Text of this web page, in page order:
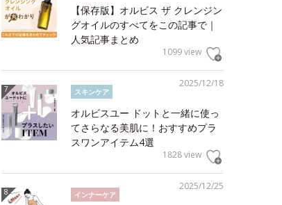
【保存版】オルビス ザ クレンジン
グオイルのすべてをこの記事で｜
人気記事まとめ
1099 view
2025/12/18
スキンケア
オルビスユー ドットと一緒に使っ
てさらなる美肌に！おすすめプラ
スワンアイテム4選
1828 view
2025/12/25
インナーケア